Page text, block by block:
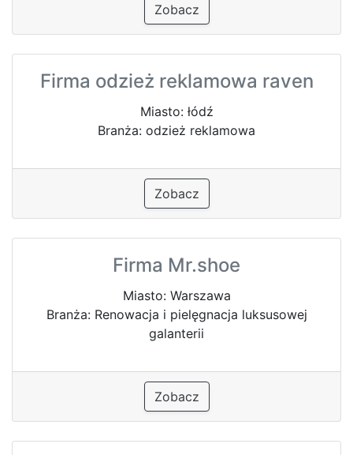
Zobacz
Firma odzież reklamowa raven
Miasto: łódź
Branża: odzież reklamowa
Zobacz
Firma Mr.shoe
Miasto: Warszawa
Branża: Renowacja i pielęgnacja luksusowej
galanterii
Zobacz